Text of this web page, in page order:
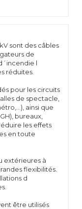
sont des câbles
de
l
réduites.
pour les circuits
de spectacle,
ainsi que
bureaux,
les effets
en toute
extérieures à
flexibilités.
d
être utilisés